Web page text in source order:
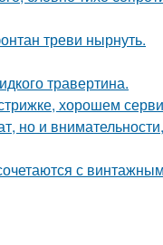
треви нырнуть.
травертина.
хорошем
но и внимательности,
с